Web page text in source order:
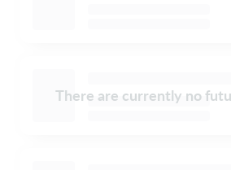
There are currently no